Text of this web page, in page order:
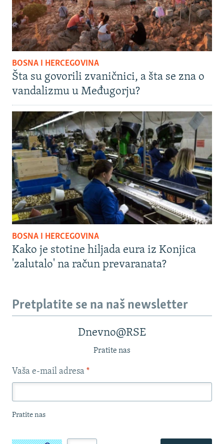
BOSNA I HERCEGOVINA
Šta su govorili zvaničnici, a šta se zna o
vandalizmu u Međugorju?
BOSNA I HERCEGOVINA
Kako je stotine hiljada eura iz Konjica
'zalutalo' na račun prevaranata?
Pretplatite se na naš newsletter
Dnevno@RSE
Pratite nas
Vaša e-mail adresa *
Pratite nas